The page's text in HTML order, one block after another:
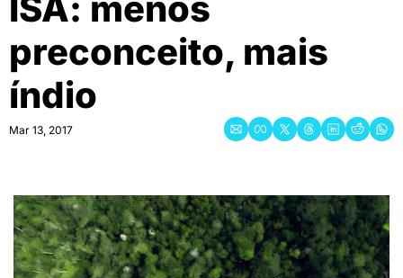
preconceito, mais
índio
Mar 13, 2017